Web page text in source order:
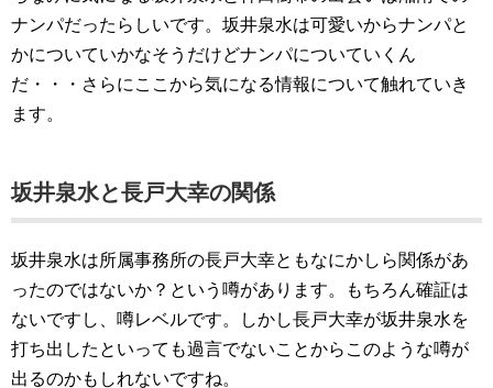
ナンパだったらしいです。坂井泉水は可愛いからナンパと
かについていかなそうだけどナンパについていくん
だ・・・さらにここから気になる情報について触れていき
ます。
坂井泉水と長戸大幸の関係
坂井泉水は所属事務所の長戸大幸ともなにかしら関係があ
ったのではないか？という噂があります。もちろん確証は
ないですし、噂レベルです。しかし長戸大幸が坂井泉水を
打ち出したといっても過言でないことからこのような噂が
出るのかもしれないですね。